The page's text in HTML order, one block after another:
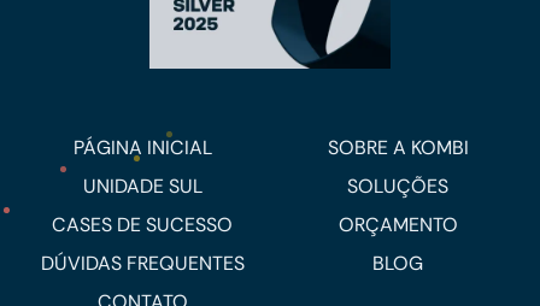
PÁGINA INICIAL
SOBRE A KOMBI
UNIDADE SUL
SOLUÇÕES
CASES DE SUCESSO
ORÇAMENTO
DÚVIDAS FREQUENTES
BLOG